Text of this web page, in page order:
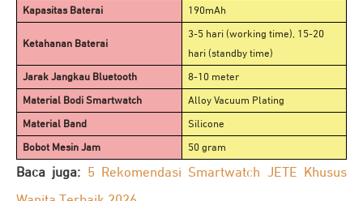
Kapasitas Baterai 190mAh
Ketahanan Baterai
3-5 hari (working time), 15-20
hari (standby time)
Jarak Jangkau Bluetooth 8-10 meter
Material Bodi Smartwatch Alloy Vacuum Plating
Material Band Silicone
Bobot Mesin Jam 50 gram
Baca juga: 5 Rekomendasi Smartwatch JETE Khusus